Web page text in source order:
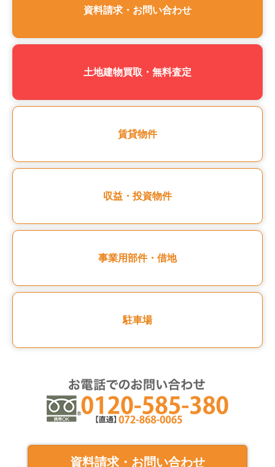
資料請求・お問い合わせ
土地建物買取・無料査定
賃貸物件
収益・投資物件
事業用部件・借地
駐車場
資料請求・お問い合わせ